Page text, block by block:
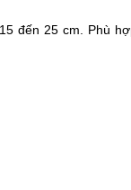
đến 25 cm. Phù